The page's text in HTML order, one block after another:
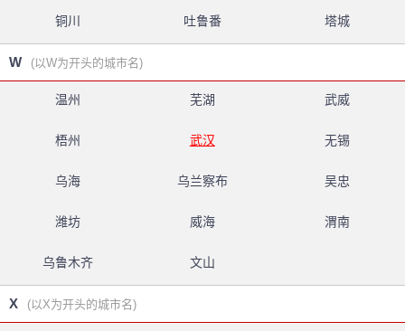
铜川 吐鲁番 塔城
W (以W为开头的城市名)
温州 芜湖 武威
梧州 武汉 无锡
乌海 乌兰察布 吴忠
潍坊 威海 渭南
乌鲁木齐 文山
X (以X为开头的城市名)